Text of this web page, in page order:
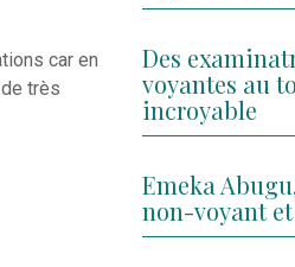
car en
très
Des
voyantes au
incroyable
Emeka
non-voyant